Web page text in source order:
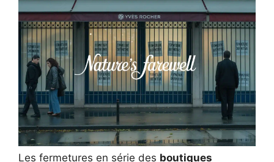
Les fermetures en série des boutiques